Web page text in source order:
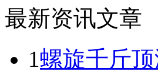
最新资讯文章
1螺旋千斤